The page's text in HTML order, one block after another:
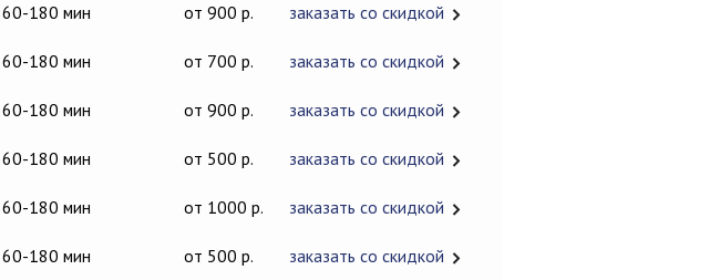
60-180 мин от 900 р. заказать со скидкой
60-180 мин от 700 р. заказать со скидкой
60-180 мин от 900 р. заказать со скидкой
60-180 мин от 500 р. заказать со скидкой
60-180 мин от 1000 р. заказать со скидкой
60-180 мин от 500 р. заказать со скидкой